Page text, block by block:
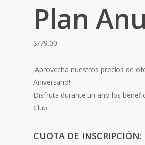
Plan
S/79.00
¡Aprovecha nuestros precios de
Aniversario!
Disfruta durante un año los
Club.
CUOTA DE